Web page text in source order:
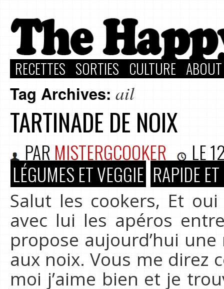
RECETTES SORTIES CULTURE
Tag Archives: ail
TARTINADE DE NOIX
PAR MISTERGCOOKER LE
LÉGUMES ET VEGGIE RAPIDE
Salut les cookers, Et
avec lui les apéros
propose aujourd’hui
aux noix. Vous me direz
moi j’aime bien et je